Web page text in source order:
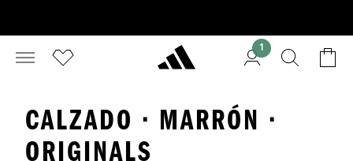
1
CALZADO · MARRÓN ·
ORIGINALS